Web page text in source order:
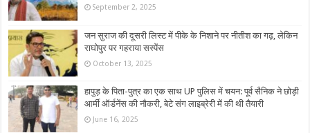
September 2, 2025
जन सुराज की दूसरी लिस्ट में पीके के निशाने पर नीतीश का गढ़, लेकिन
राघोपुर पर गहराया सस्पेंस
October 13, 2025
हापुड़ के पिता-पुत्र का एक साथ UP पुलिस में चयन: पूर्व सैनिक ने छोड़ी
आर्मी ऑर्डनेंस की नौकरी, बेटे संग लाइब्रेरी में की थी तैयारी
June 16, 2025